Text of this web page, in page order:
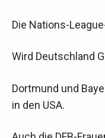
Die Nations-
Wird Deutschland
Dortmund und
in den USA.